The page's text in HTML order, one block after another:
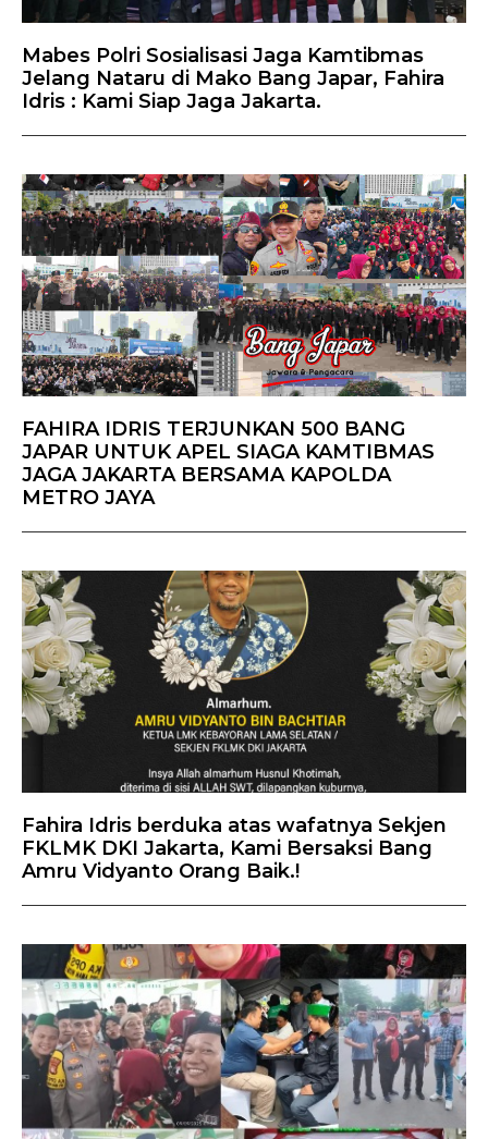
Mabes Polri Sosialisasi Jaga Kamtibmas
Jelang Nataru di Mako Bang Japar, Fahira
Idris : Kami Siap Jaga Jakarta.
FAHIRA IDRIS TERJUNKAN 500 BANG
JAPAR UNTUK APEL SIAGA KAMTIBMAS
JAGA JAKARTA BERSAMA KAPOLDA
METRO JAYA
Fahira Idris berduka atas wafatnya Sekjen
FKLMK DKI Jakarta, Kami Bersaksi Bang
Amru Vidyanto Orang Baik.!